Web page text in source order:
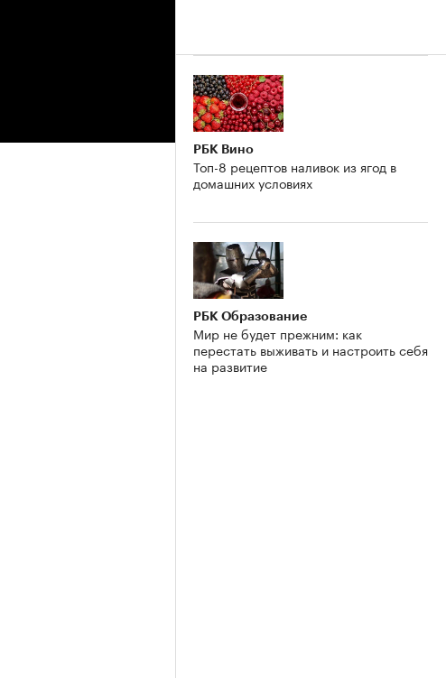
РБК Вино
Топ-8 рецептов наливок из ягод в
домашних условиях
РБК Образование
Мир не будет прежним: как
перестать выживать и настроить себя
на развитие